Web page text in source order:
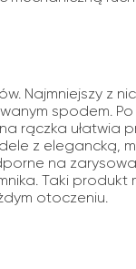
Najmniejszy z
spodem. Po
rączka ułatwia
z elegancką,
na
Taki produkt
otoczeniu.